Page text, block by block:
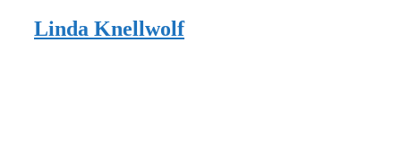
Linda Knellwolf